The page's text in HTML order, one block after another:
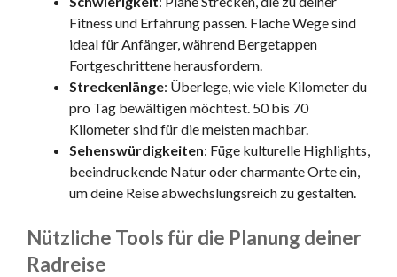
Fitness und Erfahrung passen. Flache Wege sind
ideal für Anfänger, während Bergetappen
Fortgeschrittene herausfordern.
Streckenlänge: Überlege, wie viele Kilometer du
pro Tag bewältigen möchtest. 50 bis 70
Kilometer sind für die meisten machbar.
Sehenswürdigkeiten: Füge kulturelle Highlights,
beeindruckende Natur oder charmante Orte ein,
um deine Reise abwechslungsreich zu gestalten.
Nützliche Tools für die Planung deiner
Radreise